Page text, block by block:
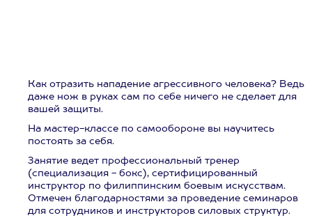
Как отразить нападение агрессивного человека? Ведь
даже нож в руках сам по себе ничего не сделает для
вашей защиты.
На мастер-классе по самообороне вы научитесь
постоять за себя.
Занятие ведет профессиональный тренер
(специализация - бокс), сертифицированный
инструктор по филиппинским боевым искусствам.
Отмечен благодарностями за проведение семинаров
для сотрудников и инструкторов силовых структур.